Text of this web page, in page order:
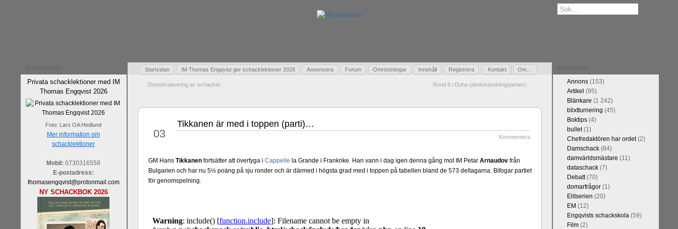
Privata schacklektioner med IM
Thomas Engqvist 2026
Foto: Lars OA Hedlund
Mer information om
schacklektioner
Mobil: 0730316558
E-postadress:
thomasengqvist@protonmail.com
NY SCHACKBOK 2026
Startsidan IM Thomas Engqvist ger schacklektioner 2026 Annonsera Forum Omröstningar Innehåll Registrera Kontakt Om…
Gästbok
Demokratisering av schacket… Rond 9 i Doha (direktsändning/partier)…
03
Tikkanen är med i toppen (parti)…
Kommentera
GM Hans Tikkanen fortsätter att övertyga i Cappelle la Grande i Frankrike. Han vann i dag igen denna gång mot IM Petar Arnaudovfrån
Bulgarien och har nu 5½ poäng på sju ronder och är därmed i högsta grad med i toppen på tabellen bland de 573 deltagarna. Bifogar partiet
för genomspelning.
Annons(153)
Artikel (95)
Blänkare (1 242)
blixtturnering (45)
Boktips(4)
bullet(1)
Chefredaktören har ordet(2)
Damschack(84)
damvärldsmästare (11)
dataschack(7)
Debatt(70)
domarfrågor(1)
Elitserien (20)
EM (12)
Engqvists schackskola(59)
Film(2)